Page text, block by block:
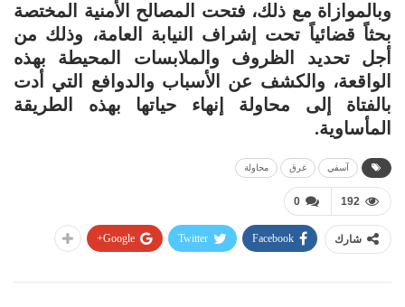
وبالموازاة مع ذلك، فتحت المصالح الأمنية المختصة
بحثاً قضائياً تحت إشراف النيابة العامة، وذلك من
أجل تحديد الظروف والملابسات المحيطة بهذه
الواقعة، والكشف عن الأسباب والدوافع التي أدت
بالفتاة إلى محاولة إنهاء حياتها بهذه الطريقة
المأساوية.
آسفي غرق محاولة
0 192
شارك Facebook
Twitter
Google+